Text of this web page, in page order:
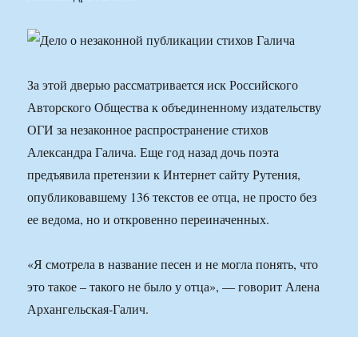
За этой дверью рассматривается иск Российского
Авторского Общества к объединенному издательству
ОГИ за незаконное распространение стихов
Александра Галича. Еще год назад дочь поэта
предъявила претензии к Интернет сайту Рутения,
опубликовавшему 136 текстов ее отца, не просто без
ее ведома, но и откровенно переиначенных.
«Я смотрела в название песен и не могла понять, что
это такое – такого не было у отца», — говорит Алена
Архангельская-Галич.